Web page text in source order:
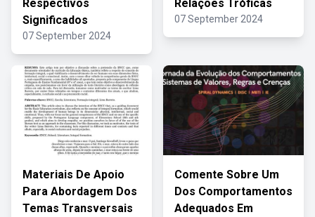
Respectivos
Significados
07 September 2024
Relações Tróficas
07 September 2024
Materiais De Apoio
Para Abordagem Dos
Temas Transversais
Comente Sobre Um
Dos Comportamentos
Adequados Em